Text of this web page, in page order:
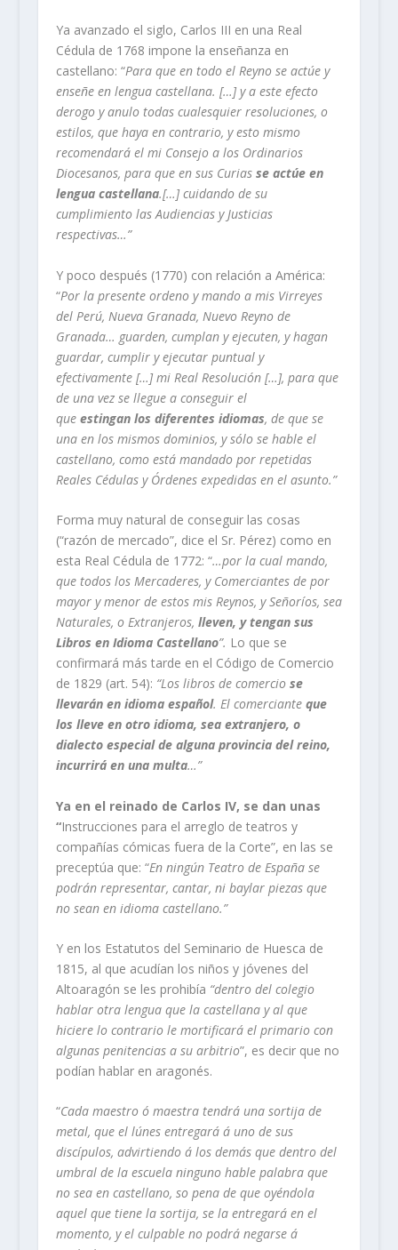
Ya avanzado el siglo, Carlos III en una Real
Cédula de 1768 impone la enseñanza en
castellano: “Para que en todo el Reyno se actúe y
enseñe en lengua castellana. […] y a este efecto
derogo y anulo todas cualesquier resoluciones, o
estilos, que haya en contrario, y esto mismo
recomendará el mi Consejo a los Ordinarios
Diocesanos, para que en sus Curias se actúe en
lengua castellana.[…] cuidando de su
cumplimiento las Audiencias y Justicias
respectivas…”
Y poco después (1770) con relación a América:
“Por la presente ordeno y mando a mis Virreyes
del Perú, Nueva Granada, Nuevo Reyno de
Granada… guarden, cumplan y ejecuten, y hagan
guardar, cumplir y ejecutar puntual y
efectivamente […] mi Real Resolución […], para que
de una vez se llegue a conseguir el
que estingan los diferentes idiomas, de que se
una en los mismos dominios, y sólo se hable el
castellano, como está mandado por repetidas
Reales Cédulas y Órdenes expedidas en el asunto.”
Forma muy natural de conseguir las cosas
(“razón de mercado”, dice el Sr. Pérez) como en
esta Real Cédula de 1772: “…por la cual mando,
que to­dos los Mercaderes, y Comerciantes de por
mayor y menor de estos mis Reynos, y Señoríos, sea
Naturales, o Extranjeros, lleven, y tengan sus
Libros en Idioma Castellano”. Lo que se
confirmará más tarde en el Código de Comercio
de 1829 (art. 54): “Los libros de comercio se
llevarán en idioma español. El comerciante que
los lleve en otro idioma, sea extranjero, o
dialecto especial de alguna provincia del reino,
incurrirá en una multa…”
Ya en el reinado de Carlos IV, se dan unas
“Instrucciones para el arreglo de teatros y
compañías cómicas fuera de la Corte”, en las se
preceptúa que: “En ningún Teatro de España se
podrán representar, cantar, ni baylar piezas que
no sean en idioma castellano.”
Y en los Estatutos del Seminario de Huesca de
1815, al que acudían los niños y jóvenes del
Altoaragón se les prohibía “dentro del colegio
hablar otra lengua que la castellana y al que
hiciere lo contrario le mortificará el primario con
algunas penitencias a su arbitrio”, es decir que no
podían hablar en aragonés.
“Cada maestro ó maestra tendrá una sortija de
metal, que el lúnes entregará á uno de sus
discípulos, advirtiendo á los demás que dentro del
umbral de la escuela ninguno hable palabra que
no sea en castellano, so pena de que oyéndola
aquel que tiene la sortija, se la entregará en el
momento, y el culpable no podrá negarse á